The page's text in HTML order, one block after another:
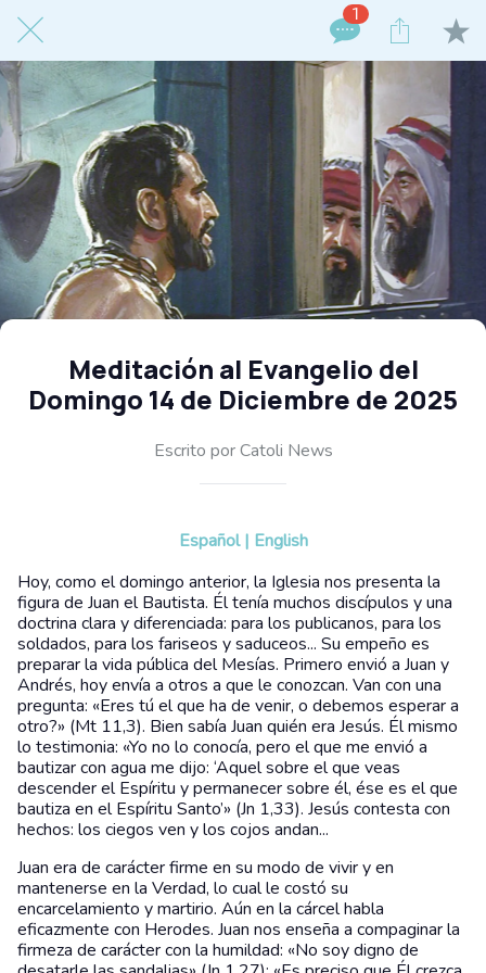
1
Meditación al Evangelio del
Domingo 14 de Diciembre de 2025
Escrito por Catoli News
Español | English
Hoy, como el domingo anterior, la Iglesia nos presenta la
figura de Juan el Bautista. Él tenía muchos discípulos y una
doctrina clara y diferenciada: para los publicanos, para los
soldados, para los fariseos y saduceos... Su empeño es
preparar la vida pública del Mesías. Primero envió a Juan y
Andrés, hoy envía a otros a que le conozcan. Van con una
pregunta: «Eres tú el que ha de venir, o debemos esperar a
otro?» (Mt 11,3). Bien sabía Juan quién era Jesús. Él mismo
lo testimonia: «Yo no lo conocía, pero el que me envió a
bautizar con agua me dijo: ‘Aquel sobre el que veas
descender el Espíritu y permanecer sobre él, ése es el que
bautiza en el Espíritu Santo’» (Jn 1,33). Jesús contesta con
hechos: los ciegos ven y los cojos andan...
Juan era de carácter firme en su modo de vivir y en
mantenerse en la Verdad, lo cual le costó su
encarcelamiento y martirio. Aún en la cárcel habla
eficazmente con Herodes. Juan nos enseña a compaginar la
firmeza de carácter con la humildad: «No soy digno de